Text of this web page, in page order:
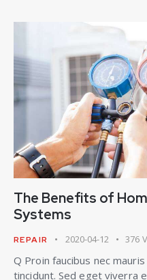
The Benefits of
Systems
REPAIR 2020-04-12 376
Q Proin faucibus nec
tincidunt. Sed eget viverra